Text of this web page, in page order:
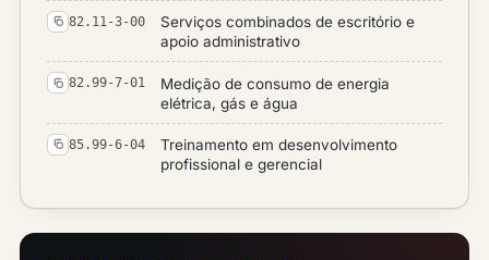
82.11-3-00
Serviços combinados de escritório e
apoio administrativo
82.99-7-01
Medição de consumo de energia
elétrica, gás e água
85.99-6-04
Treinamento em desenvolvimento
profissional e gerencial